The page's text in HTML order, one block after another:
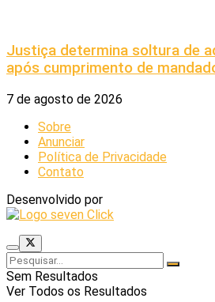
Justiça determina soltura de
após cumprimento de
7 de agosto de 2026
Sobre
Anunciar
Política de Privacidade
Contato
Desenvolvido por
Sem Resultados
Ver Todos os Resultados